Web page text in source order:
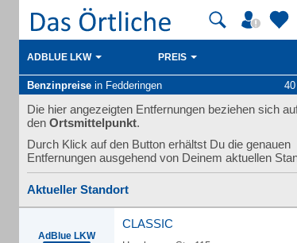
ADBLUE LKW PREIS
Benzinpreise in Fedderingen
Die hier angezeigten Entfernungen beziehen sich
den Ortsmittelpunkt.
Durch Klick auf den Button erhältst Du die genauen
Entfernungen ausgehend von Deinem aktuellen
Aktueller Standort
AdBlue LKW
CLASSIC